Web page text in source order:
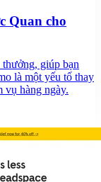
Quan cho
giúp bạn
là một yếu tố thay
vụ hàng ngày.